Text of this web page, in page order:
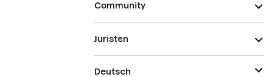
Community
Juristen
Deutsch